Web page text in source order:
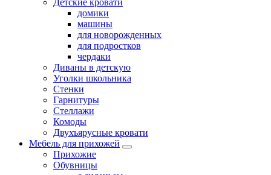
Детские кровати
домики
машины
для новорожденных
для подростков
чердаки
Диваны в детскую
Уголки школьника
Стенки
Гарнитуры
Стеллажи
Комоды
Двухъярусные кровати
Мебель для прихожей
Прихожие
Обувницы